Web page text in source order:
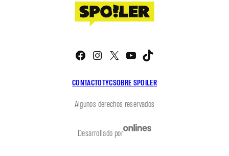
CONTACTOTYCSOBRE SPOILER
Facebook
Instagram
X YouTube
Algunos derechos reservados
Desarrollado por